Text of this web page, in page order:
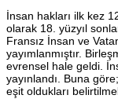
İnsan hakları ilk kez
olarak 18. yüzyıl
Fransız İnsan ve
yayımlanmıştır.
evrensel hale geldi.
yayınlandı. Buna
eşit oldukları